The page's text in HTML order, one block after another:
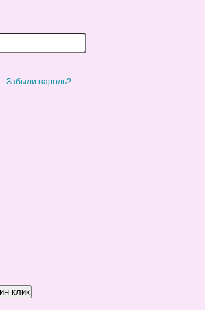
Забыли пароль?